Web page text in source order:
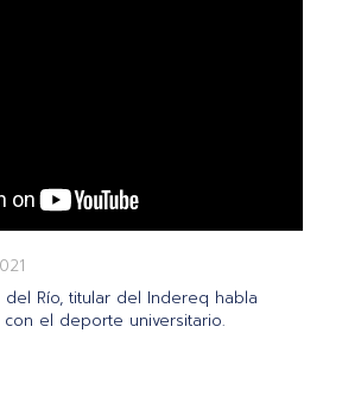
del Río, titular del Indereq habla
el deporte universitario.